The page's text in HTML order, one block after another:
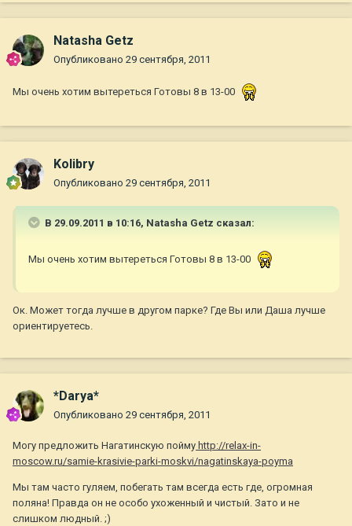
Natasha Getz
Опубликовано 29 сентября, 2011
Мы очень хотим вытереться Готовы 8 в 13-00
Kolibry
Опубликовано 29 сентября, 2011
В 29.09.2011 в 10:16, Natasha Getz сказал:
Мы очень хотим вытереться Готовы 8 в 13-00
Ок. Может тогда лучше в другом парке? Где Вы или Даша лучше
ориентируетесь.
*Darya*
Опубликовано 29 сентября, 2011
Могу предложить Нагатинскую пойму http://relax-in-
moscow.ru/samie-krasivie-parki-moskvi/nagatinskaya-poyma
Мы там часто гуляем, побегать там всегда есть где, огромная
поляна! Правда он не особо ухоженный и чистый. Зато и не
слишком людный. ;)